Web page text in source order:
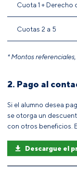
Cuota 1 + Derecho
Cuotas 2 a 5
* Montos
2. Pago al
Si el alumno desea
se otorga un
con otros beneficios.
Descargue el